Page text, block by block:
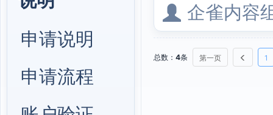
申请说明
申请流程
企雀内容
总数： 4条 第一页 1